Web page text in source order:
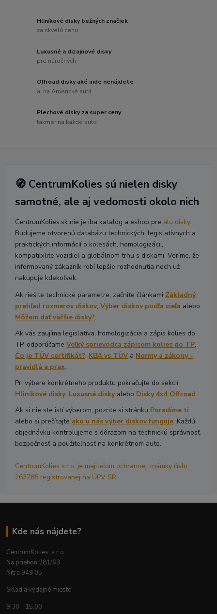
Hliníkové disky bežných značiek
za skvelú cenu
Luxusné a dizajnové disky
pre náročných
Offroad disky aké inde nenájdete
aj na Americké autá
Plechové disky za super ceny
takmer na každé auto
🧭 CentrumKolies sú nielen disky
samotné, ale aj vedomosti okolo nich
CentrumKolies.sk nie je iba katalóg a eshop pre alu disky.
Budujeme otvorenú databázu technických, legislatívnych a
praktických informácií o kolesách, homologizácii,
kompatibilite vozidiel a globálnom trhu s diskami. Veríme, že
informovaný zákazník robí lepšie rozhodnutia nech už
nakupuje kdekoľvek.
Ak riešite technické parametre, začnite článkami Základný
prehľad rozmerov diskov,Výber diskov podľa cieľa alebo
Môžem dať väčšie disky?.
Ak vás zaujíma legislatíva, homologizácia a zápis kolies do
TP, odporúčameVeľký sprievodca zápisom kolies do TP,
Čo je TÜV certifikát?, KBA vs TÜV a Normy a zákony –
pravidlá a prax.
Pri výbere konkrétneho produktu pokračujte do sekcií
Hliníkové disky, Luxusné diskyalebo Disky 4x4 Offroad.
Ak si nie ste istí výberom, pozrite si stránku Poradíme ti
alebo si prečítajte ako u nás výber diskov funguje. Každú
objednávku kontrolujeme s dôrazom na technickú správnosť,
bezpečnosť a použiteľnosť na konkrétnom aute.
CentrumKolies s.r.o. je majiteľom ochrannej známky číslo
263785 registrovanej na ÚPV SR
Kde nás nájdete?
CentrumKolies, s.r.o.
Na priehon 281/63
Nitra 949 05
Sklad a výdajné miesto
9.30 - 15.00